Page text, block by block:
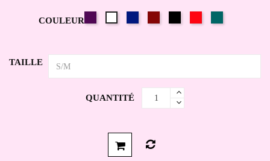
COULEUR
marine/Indigo
green/Luxury
TAILLE
QUANTITÉ